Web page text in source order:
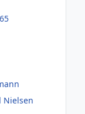
Nielsen